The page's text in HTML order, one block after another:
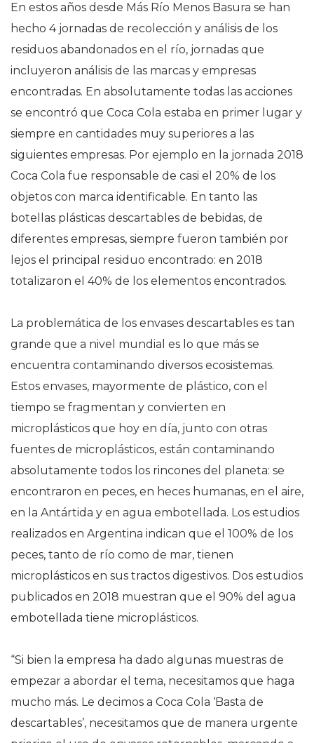
En estos años desde Más Río Menos Basura se han
hecho 4 jornadas de recolección y análisis de los
residuos abandonados en el río, jornadas que
incluyeron análisis de las marcas y empresas
encontradas. En absolutamente todas las acciones
se encontró que Coca Cola estaba en primer lugar y
siempre en cantidades muy superiores a las
siguientes empresas. Por ejemplo en la jornada 2018
Coca Cola fue responsable de casi el 20% de los
objetos con marca identificable. En tanto las
botellas plásticas descartables de bebidas, de
diferentes empresas, siempre fueron también por
lejos el principal residuo encontrado: en 2018
totalizaron el 40% de los elementos encontrados.
La problemática de los envases descartables es tan
grande que a nivel mundial es lo que más se
encuentra contaminando diversos ecosistemas.
Estos envases, mayormente de plástico, con el
tiempo se fragmentan y convierten en
microplásticos que hoy en día, junto con otras
fuentes de microplásticos, están contaminando
absolutamente todos los rincones del planeta: se
encontraron en peces, en heces humanas, en el aire,
en la Antártida y en agua embotellada. Los estudios
realizados en Argentina indican que el 100% de los
peces, tanto de río como de mar, tienen
microplásticos en sus tractos digestivos. Dos estudios
publicados en 2018 muestran que el 90% del agua
embotellada tiene microplásticos.
“Si bien la empresa ha dado algunas muestras de
empezar a abordar el tema, necesitamos que haga
mucho más. Le decimos a Coca Cola ‘Basta de
descartables’, necesitamos que de manera urgente